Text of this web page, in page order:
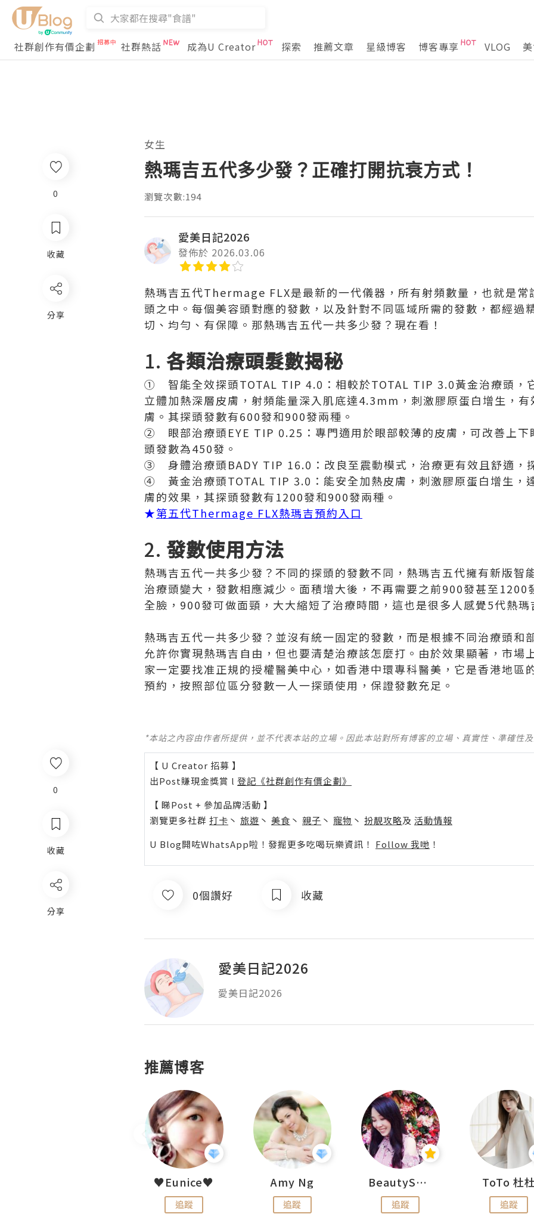
社群創作有價企劃 社群熱話 成為U Creator 探索 推薦文章 星級博客 博客專享 VLOG
0
收藏
分享
女生
熱瑪吉五代多少發？正確打開抗衰方式！
瀏覽次數:194
愛美日記2026
發佈於 2026.03.06
熱瑪吉五代Thermage FLX是最新的一代儀器，所有射頻數量，也就是常
頭之中。每個美容頭對應的發數，以及針對不同區域所需的發數，都經過
切、均勻、有保障。那熱瑪吉五代一共多少發？現在看！
1. 各類治療頭髮數揭秘
① 智能全效探頭TOTAL TIP 4.0：相較於TOTAL TIP 3.0黃金治療頭，
立體加熱深層皮膚，射頻能量深入肌底達4.3mm，刺激膠原蛋白增生，
膚。其探頭發數有600發和900發兩種。
② 眼部治療頭EYE TIP 0.25：專門適用於眼部較薄的皮膚，可改善上下
頭發數為450發。
③ 身體治療頭BADY TIP 16.0：改良至震動模式，治療更有效且舒適，
④ 黃金治療頭TOTAL TIP 3.0：能安全加熱皮膚，刺激膠原蛋白增生，
膚的效果，其探頭發數有1200發和900發兩種。
★第五代Thermage FLX熱瑪吉預約入口
2. 發數使用方法
熱瑪吉五代一共多少發？不同的探頭的發數不同，熱瑪吉五代擁有新版智
治療頭變大，發數相應減少。面積增大後，不再需要之前900發甚至
全臉，900發可做面頸，大大縮短了治療時間，這也是很多人感覺5代熱
熱瑪吉五代一共多少發？並沒有統一固定的發數，而是根據不同治療頭和
允許你實現熱瑪吉自由，但也要清楚治療該怎麼打。由於效果顯著，市場
家一定要找准正規的授權醫美中心，如香港中環專科醫美，它是香港地區
預約，按照部位區分發數一人一探頭使用，保證發數充足。
*本站之內容由作者所提供，並不代表本站的立場。因此本站對所有博客的立場、真實性、準確性
【 U Creator 招募 】
出Post賺現金獎賞 l 登記《社群創作有價企劃》
【 睇Post + 參加品牌活動 】
瀏覽更多社群 打卡 丶 旅遊 丶 美食 丶 親子 丶 寵物 丶 扮靚攻略及 活動情報
U Blog開咗WhatsApp啦！發掘更多吃喝玩樂資訊！ Follow 我哋 ！
0個讚好 收藏
愛美日記2026
愛美日記2026
推薦博客
♥Eunice♥
追蹤
Amy Ng
追蹤
BeautySearch
追蹤
ToTo 杜
追蹤
0
收藏
分享